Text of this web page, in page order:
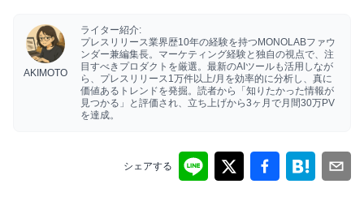
AKIMOTO
ライター紹介:
プレスリリース業界歴10年の経験を持つMONOLABファウ
ンダー兼編集長。マーケティング経験と独自の視点で、注
目すべきプロダクトを厳選。最新のAIツールも活用しなが
ら、プレスリリース1万件以上/月を効率的に分析し、真に
価値あるトレンドを発掘。読者から「知りたかった情報が
見つかる」と評価され、立ち上げから3ヶ月で月間30万PV
を達成。
シェアする